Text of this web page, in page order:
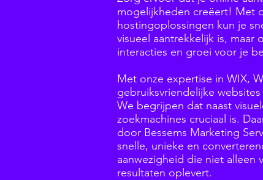
mogelijkheden creëert! Met
hostingoplossingen kun je
visueel aantrekkelijk is,
interacties en groei voor je
Met onze expertise in WIX,
gebruiksvriendelijke
We begrijpen dat naast
zoekmachines cruciaal is.
door Bessems Marketing
snelle, unieke en
aanwezigheid die niet alleen
resultaten oplevert.